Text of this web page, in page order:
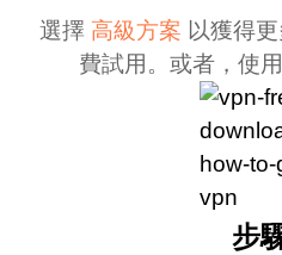
選擇 高級方案 以獲得
費試用。或者，使
步